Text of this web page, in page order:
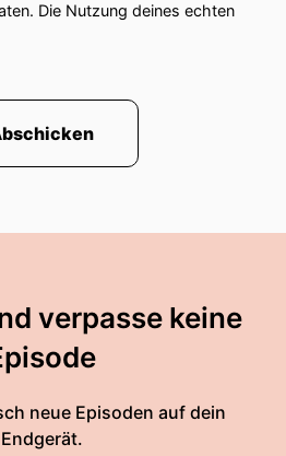
Die Nutzung deines echten
verpasse keine
neue Episoden auf dein
Endgerät.